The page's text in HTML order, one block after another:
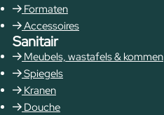
Formaten
Accessoires
Sanitair
Meubels, wastafels & kommen
Spiegels
Kranen
Douche